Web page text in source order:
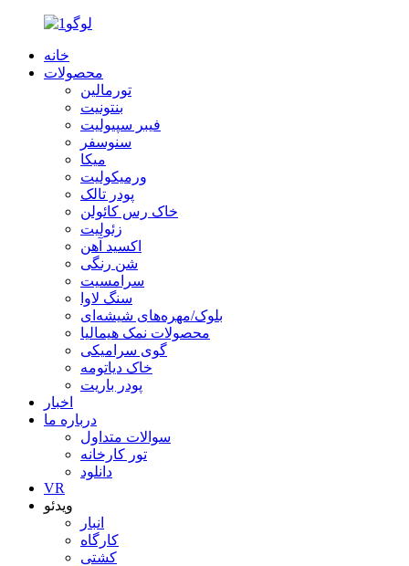
خانه
محصولات
تورمالین
بنتونیت
فیبر سپیولیت
سنوسفر
میکا
ورمیکولیت
پودر تالک
خاک رس کائولن
زئولیت
اکسید آهن
شن رنگی
سرامسیت
سنگ لاوا
بلوک/مهره‌های شیشه‌ای
محصولات نمک هیمالیا
گوی سرامیکی
خاک دیاتومه
پودر باریت
اخبار
درباره ما
سوالات متداول
تور کارخانه
دانلود
VR
ویدئو
انبار
کارگاه
کشتی